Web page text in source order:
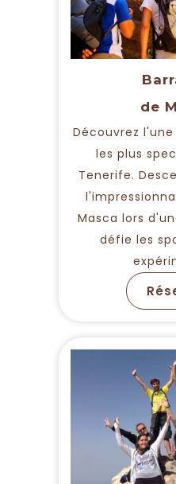
de
Découvrez
les plus
Tenerife.
Masca lors
défie les